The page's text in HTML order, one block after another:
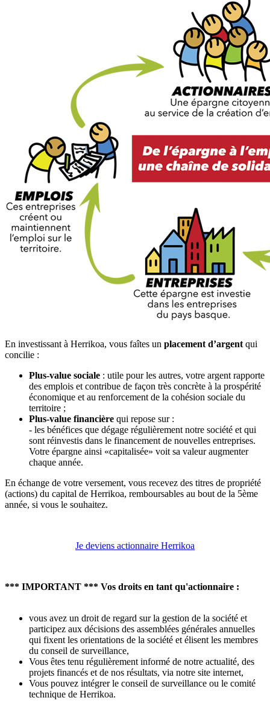
En investissant à Herrikoa, vous faîtes un placement d’argent qui
concilie :
Plus-value sociale : utile pour les autres, votre argent rapporte
des emplois et contribue de façon très concrète à la prospérité
économique et au renforcement de la cohésion sociale du
territoire ;
Plus-value financière qui repose sur :
- les bénéfices que dégage régulièrement notre société et qui
sont réinvestis dans le financement de nouvelles entreprises.
Votre épargne ainsi «capitalisée» voit sa valeur augmenter
chaque année.
En échange de votre versement, vous recevez des titres de propriété
(actions) du capital de Herrikoa, remboursables au bout de la 5ème
année, si vous le souhaitez.
Je deviens actionnaire Herrikoa
*** IMPORTANT *** Vos droits en tant qu'actionnaire :
vous avez un droit de regard sur la gestion de la société et
participez aux décisions des assemblées générales annuelles
qui fixent les orientations de la société et élisent les membres
du conseil de surveillance,
Vous êtes tenu régulièrement informé de notre actualité, des
projets financés et de nos résultats, via notre site internet,
Vous pouvez intégrer le conseil de surveillance ou le comité
technique de Herrikoa.